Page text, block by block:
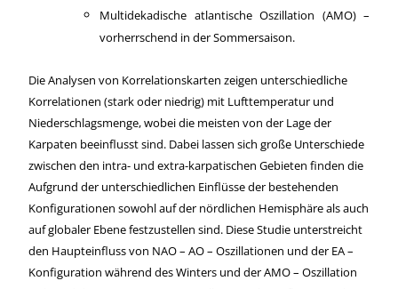
Multidekadische atlantische Oszillation (AMO) –
vorherrschend in der Sommersaison.
Die Analysen von Korrelationskarten zeigen unterschiedliche
Korrelationen (stark oder niedrig) mit Lufttemperatur und
Niederschlagsmenge, wobei die meisten von der Lage der
Karpaten beeinflusst sind. Dabei lassen sich große Unterschiede
zwischen den intra- und extra-karpatischen Gebieten finden die
Aufgrund der unterschiedlichen Einflüsse der bestehenden
Konfigurationen sowohl auf der nördlichen Hemisphäre als auch
auf globaler Ebene festzustellen sind. Diese Studie unterstreicht
den Haupteinfluss von NAO – AO – Oszillationen und der EA –
Konfiguration während des Winters und der AMO – Oszillation